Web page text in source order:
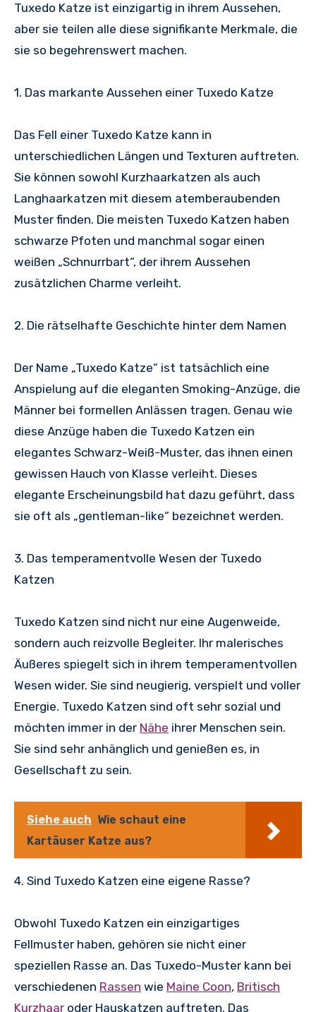
Tuxedo Katze ist einzigartig in ihrem Aussehen,
aber sie teilen alle diese signifikante Merkmale, die
sie so begehrenswert machen.
1. Das markante Aussehen einer Tuxedo Katze
Das Fell einer Tuxedo Katze kann in
unterschiedlichen Längen und Texturen auftreten.
Sie können sowohl Kurzhaarkatzen als auch
Langhaarkatzen mit diesem atemberaubenden
Muster finden. Die meisten Tuxedo Katzen haben
schwarze Pfoten und manchmal sogar einen
weißen „Schnurrbart“, der ihrem Aussehen
zusätzlichen Charme verleiht.
2. Die rätselhafte Geschichte hinter dem Namen
Der Name „Tuxedo Katze“ ist tatsächlich eine
Anspielung auf die eleganten Smoking-Anzüge, die
Männer bei formellen Anlässen tragen. Genau wie
diese Anzüge haben die Tuxedo Katzen ein
elegantes Schwarz-Weiß-Muster, das ihnen einen
gewissen Hauch von Klasse verleiht. Dieses
elegante Erscheinungsbild hat dazu geführt, dass
sie oft als „gentleman-like“ bezeichnet werden.
3. Das temperamentvolle Wesen der Tuxedo
Katzen
Tuxedo Katzen sind nicht nur eine Augenweide,
sondern auch reizvolle Begleiter. Ihr malerisches
Äußeres spiegelt sich in ihrem temperamentvollen
Wesen wider. Sie sind neugierig, verspielt und voller
Energie. Tuxedo Katzen sind oft sehr sozial und
möchten immer in der Nähe ihrer Menschen sein.
Sie sind sehr anhänglich und genießen es, in
Gesellschaft zu sein.
Siehe auch Wie schaut eine
Kartäuser Katze aus?
4. Sind Tuxedo Katzen eine eigene Rasse?
Obwohl Tuxedo Katzen ein einzigartiges
Fellmuster haben, gehören sie nicht einer
speziellen Rasse an. Das Tuxedo-Muster kann bei
verschiedenen Rassen wie Maine Coon, Britisch
Kurzhaar oder Hauskatzen auftreten. Das